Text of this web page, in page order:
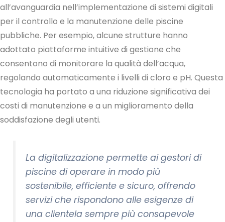
all’avanguardia nell’implementazione di sistemi digitali
per il controllo e la manutenzione delle piscine
pubbliche. Per esempio, alcune strutture hanno
adottato piattaforme intuitive di gestione che
consentono di monitorare la qualità dell’acqua,
regolando automaticamente i livelli di cloro e pH. Questa
tecnologia ha portato a una riduzione significativa dei
costi di manutenzione e a un miglioramento della
soddisfazione degli utenti.
La digitalizzazione permette ai gestori di
piscine di operare in modo più
sostenibile, efficiente e sicuro, offrendo
servizi che rispondono alle esigenze di
una clientela sempre più consapevole